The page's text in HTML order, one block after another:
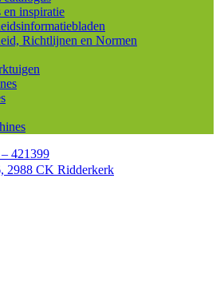
en inspiratie
Richtlijnen en Normen
421399
2988 CK Ridderkerk